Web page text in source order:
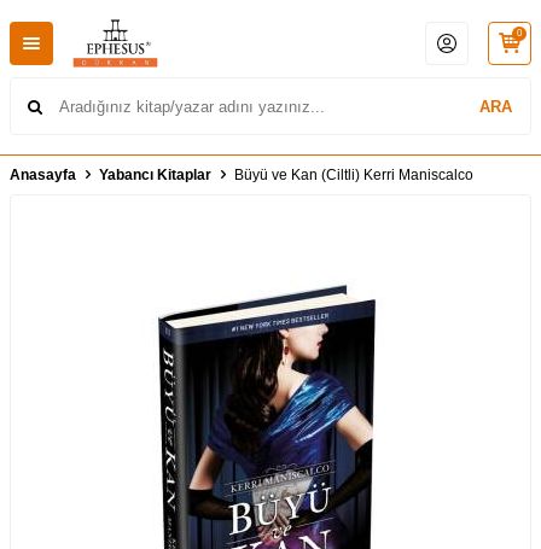
ARA
0
Anasayfa Yabancı Kitaplar Büyü ve Kan (Ciltli) Kerri Maniscalco